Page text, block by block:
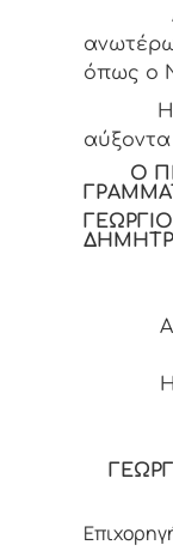
Αφού
όπως ο
Η
Ο